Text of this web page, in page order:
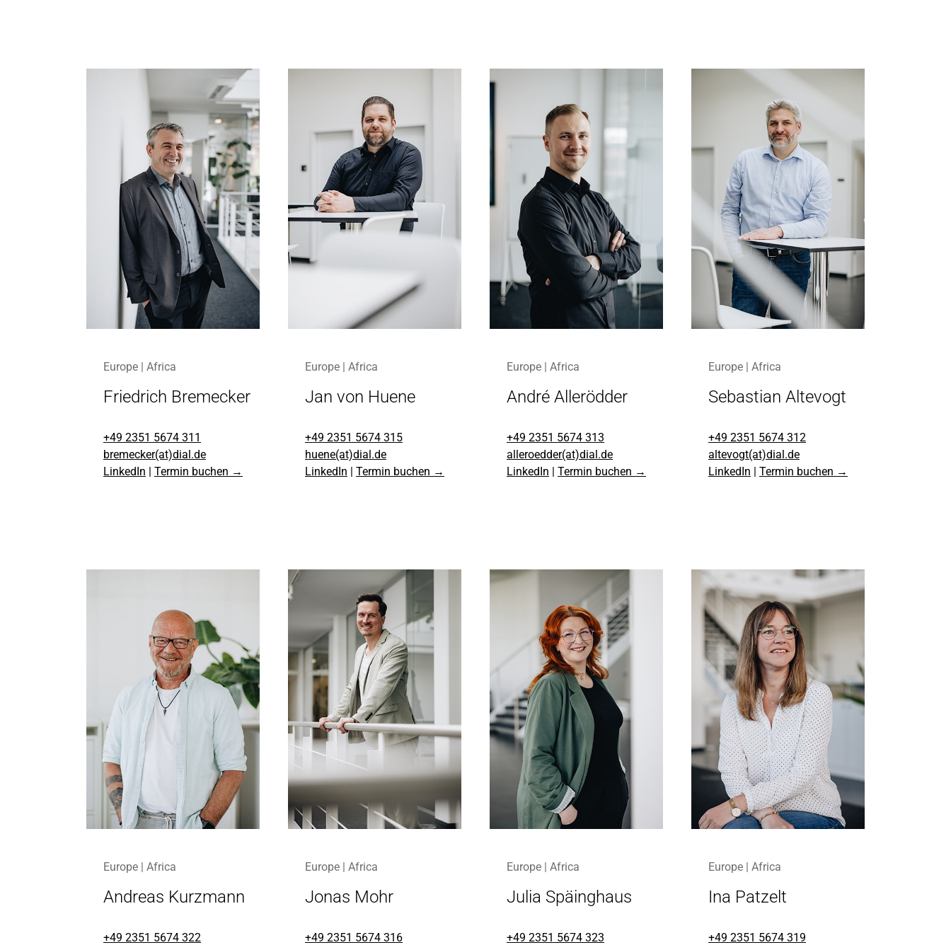
Europe | Africa
Friedrich Bremecker
+49 2351 5674 311
bremecker(at)dial.de
LinkedIn | Termin buchen →
Europe | Africa
Jan von Huene
+49 2351 5674 315
huene(at)dial.de
LinkedIn | Termin buchen →
Europe | Africa
André Allerödder
+49 2351 5674 313
alleroedder(at)dial.de
LinkedIn | Termin buchen →
Europe | Africa
Sebastian Altevogt
+49 2351 5674 312
altevogt(at)dial.de
LinkedIn | Termin buchen →
Europe | Africa
Andreas Kurzmann
+49 2351 5674 322
Europe | Africa
Jonas Mohr
+49 2351 5674 316
Europe | Africa
Julia Späinghaus
+49 2351 5674 323
Europe | Africa
Ina Patzelt
+49 2351 5674 319